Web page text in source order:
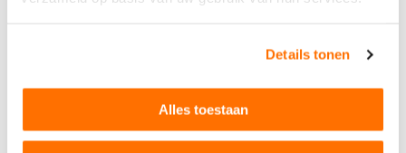
Details tonen
Alles toestaan